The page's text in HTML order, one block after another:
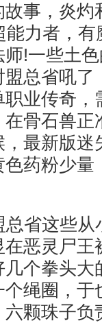
事，炎灼
力者，
!一些土
总省吼了
业传奇，
骨石兽正
最新版迷
药粉少量
省这些从
恶灵尸王
个拳头大
绳圈，于
颗珠子负